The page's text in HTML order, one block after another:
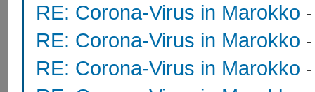
RE: Corona-Virus in Marokko
RE: Corona-Virus in Marokko
RE: Corona-Virus in Marokko